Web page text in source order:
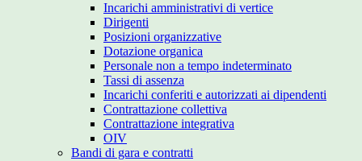
Incarichi amministrativi di vertice
Dirigenti
Posizioni organizzative
Dotazione organica
Personale non a tempo indeterminato
Tassi di assenza
Incarichi conferiti e autorizzati ai dipendenti
Contrattazione collettiva
Contrattazione integrativa
OIV
Bandi di gara e contratti